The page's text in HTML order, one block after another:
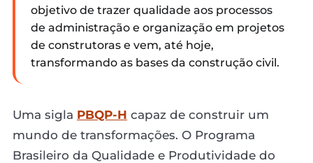
objetivo de trazer qualidade aos processos
de administração e organização em projetos
de construtoras e vem, até hoje,
transformando as bases da construção civil.
Uma sigla PBQP-H capaz de construir um
mundo de transformações. O Programa
Brasileiro da Qualidade e Produtividade do